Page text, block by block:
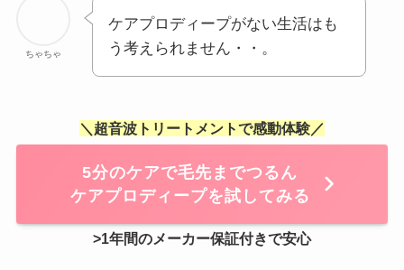
ちゃちゃ
ケアプロディープがない生活はも
う考えられません・・。
＼ 超音波トリートメントで感動体験／
5分のケアで毛先までつるん
ケアプロディープを試してみる
>1年間のメーカー保証付きで安心